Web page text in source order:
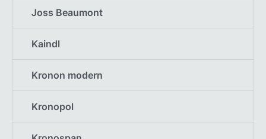
Joss Beaumont
Kaindl
Kronon modern
Kronopol